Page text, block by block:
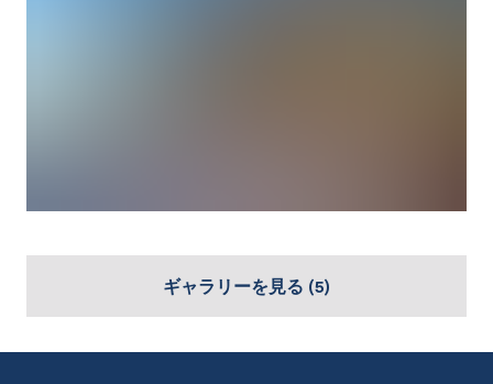
ギャラリーを見る (5)